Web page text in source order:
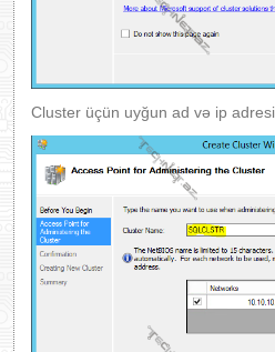
Cluster üçün uyğun ad və ip